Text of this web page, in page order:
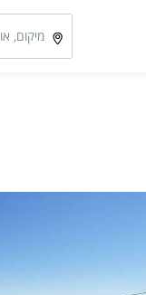
מיקום, או